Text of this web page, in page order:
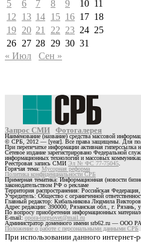
5
6 7 8 9 10 11
12
13 14 15 16 17 18
19 20 21 22 23 24 25
26 27 28 29 30 31
« Июл
Сен »
Запрос СМИ Фотогалерея
Наименование (название) средства массовой
© СРБ, 2012 — [year]. Все права защищены. Для
При перепечатке информации активная гиперссылка
Сетевое издание зарегистрировано Федеральной
информационных технологий и массовых
Реестровая запись СМИ Эл № ФС 77-75045
Горячая тема: Мусорная реформа
Политика конфиденциальности СРБ
Примерная тематика: Информационная (новости
законодательством РФ о рекламе
Территория распространения: Российская
Учредитель: Общество с ограниченной
Главный редактор: Кибальникова Людмила
Адрес редакции: 390000, Рязанская обл., г.
По вопросу приобретения информационных
E-mail:opora-torgsovet@mail.ru
Администратор доменного имени srb62.ru — ООО РА
Положение о работе с персональными данными СРБ
При использовании данного интернет-